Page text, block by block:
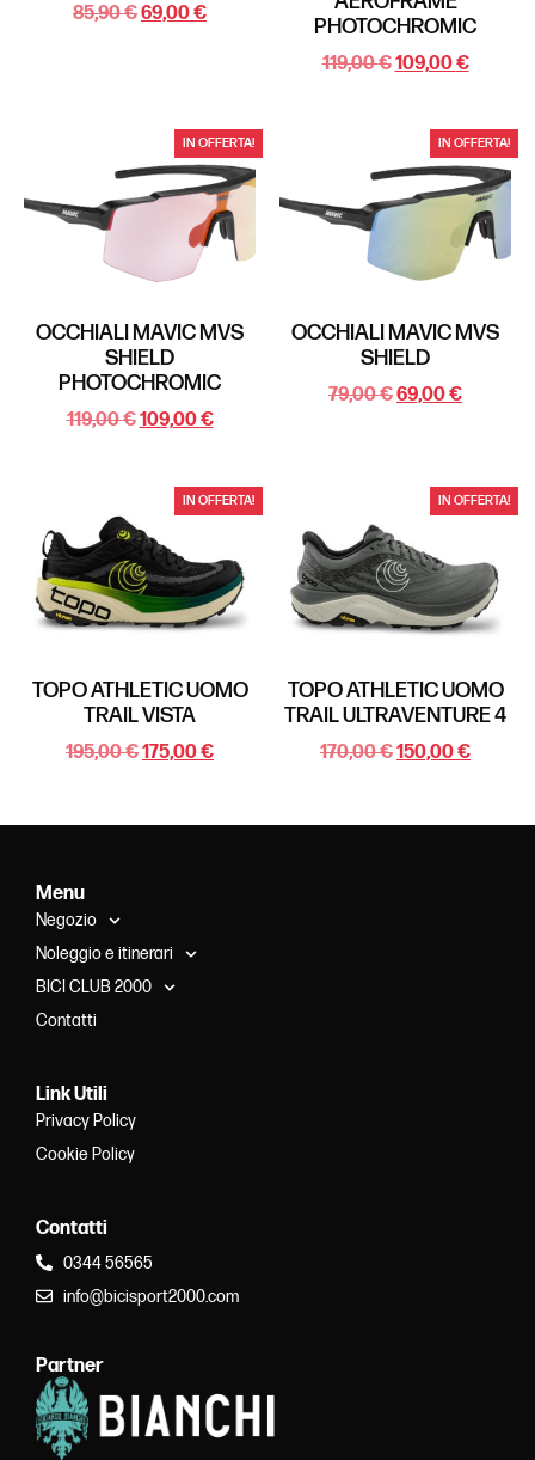
85,90€69,00€
PHOTOCHROMIC
119,00€109,00€
IN OFFERTA!
OCCHIALI MAVIC MVS
SHIELD
PHOTOCHROMIC
119,00€109,00€
IN OFFERTA!
OCCHIALI MAVIC MVS
SHIELD
79,00€69,00€
IN OFFERTA!
TOPO ATHLETIC UOMO
TRAIL VISTA
195,00€175,00€
IN OFFERTA!
TOPO ATHLETIC UOMO
TRAIL ULTRAVENTURE 4
170,00€150,00€
Menu
Negozio
Noleggio e itinerari
BICI CLUB 2000
Contatti
Link Utili
Privacy Policy
Cookie Policy
Contatti
0344 56565
info@bicisport2000.com
Partner